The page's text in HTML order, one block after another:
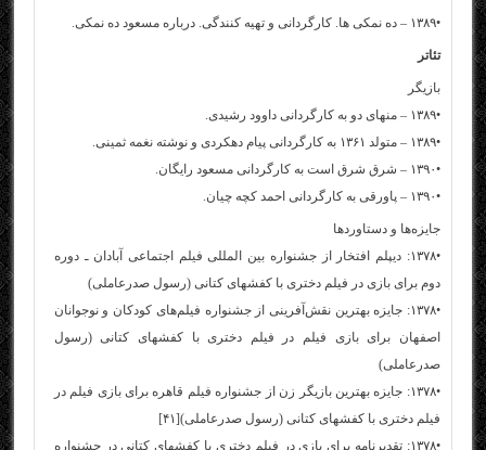
•۱۳۸۹ – ده نمکی ها. کارگردانی و تهیه کنندگی. درباره مسعود ده نمکی.
تئاتر
بازیگر
•۱۳۸۹ – منهای دو به کارگردانی داوود رشیدی.
•۱۳۸۹ – متولد ۱۳۶۱ به کارگردانی پیام دهکردی و نوشته نغمه ثمینی.
•۱۳۹۰ – شرق شرق است به کارگردانی مسعود رایگان.
•۱۳۹۰ – پاورقی به کارگردانی احمد کچه چیان.
جایزه‌ها و دستاوردها
•۱۳۷۸: دیپلم افتخار از جشنواره بین المللی فیلم اجتماعی آبادان ـ دوره
دوم برای بازی در فیلم دختری با کفشهای کتانی (رسول صدرعاملی)
•۱۳۷۸: جایزه بهترین نقش‌آفرینی از جشنواره فیلم‌های کودکان و نوجوانان
اصفهان برای بازی فیلم در فیلم دختری با کفشهای کتانی (رسول
صدرعاملی)
•۱۳۷۸: جایزه بهترین بازیگر زن از جشنواره فیلم قاهره برای بازی فیلم در
فیلم دختری با کفشهای کتانی (رسول صدرعاملی)[۴۱]
•۱۳۷۸: تقدیرنامه برای بازی در فیلم دختری با کفشهای کتانی در جشنواره